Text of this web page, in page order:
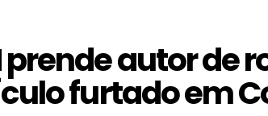
prende autor de
furtado em